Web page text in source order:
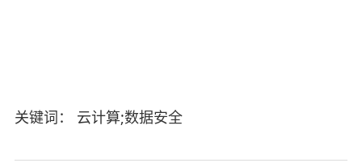
关键词： 云计算;数据安全